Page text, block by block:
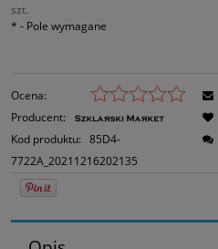
szt.
* - Pole wymagane
Ocena:
Producent:
Kod produktu: 85D4-
7722A_20211216202135